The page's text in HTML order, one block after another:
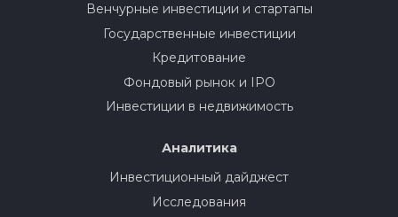
Венчурные инвестиции и стартапы
Государственные инвестиции
Кредитование
Фондовый рынок и IPO
Инвестиции в недвижимость
Аналитика
Инвестиционный дайджест
Исследования